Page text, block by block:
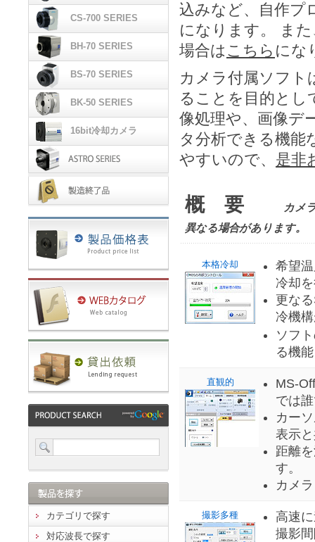
込みなど、自作プ
になります。 ま
場合は こちら にな
カメラ付属ソフト
ることを目的とし
像処理や、画像デ
タ分析できる機能
やすいので、 是非
概 要
カメ
異なる場合があります。
本格冷却
希望
冷却
更な
冷機
ソフ
る機
直観的
MS-
では
カー
表示
距離
す。
カメ
撮影多種
高速
撮影
CS-70シリーズ
CS-700シリーズ
CS-700 SERIES
BH-70シリーズ
BH-70 SERIES
BS-70シリーズ
BS-70 SERIES
BK-50シリーズ
BK-50 SERIES
CCD & 16bitモデル
16bit冷却カメラ
天体用冷却カメラ
カテゴリで探す
対応波長で探す